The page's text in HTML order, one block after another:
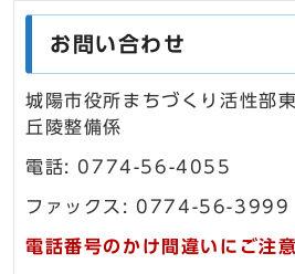
お問い合わせ
城陽市役所まちづくり活性部
丘陵整備係
電話: 0774-56-4055
ファックス: 0774-56-3999
電話番号のかけ間違いにご注